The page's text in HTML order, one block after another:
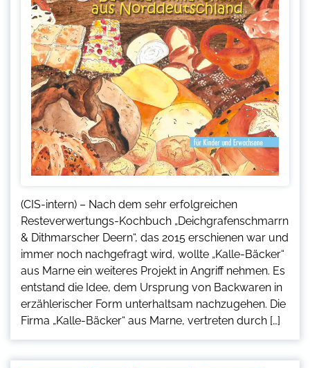
(CIS-intern) – Nach dem sehr erfolgreichen
Resteverwertungs-Kochbuch „Deichgrafenschmarrn
& Dithmarscher Deern“, das 2015 erschienen war und
immer noch nachgefragt wird, wollte „Kalle-Bäcker“
aus Marne ein weiteres Projekt in Angriff nehmen. Es
entstand die Idee, dem Ursprung von Backwaren in
erzählerischer Form unterhaltsam nachzugehen. Die
Firma „Kalle-Bäcker“ aus Marne, vertreten durch […]